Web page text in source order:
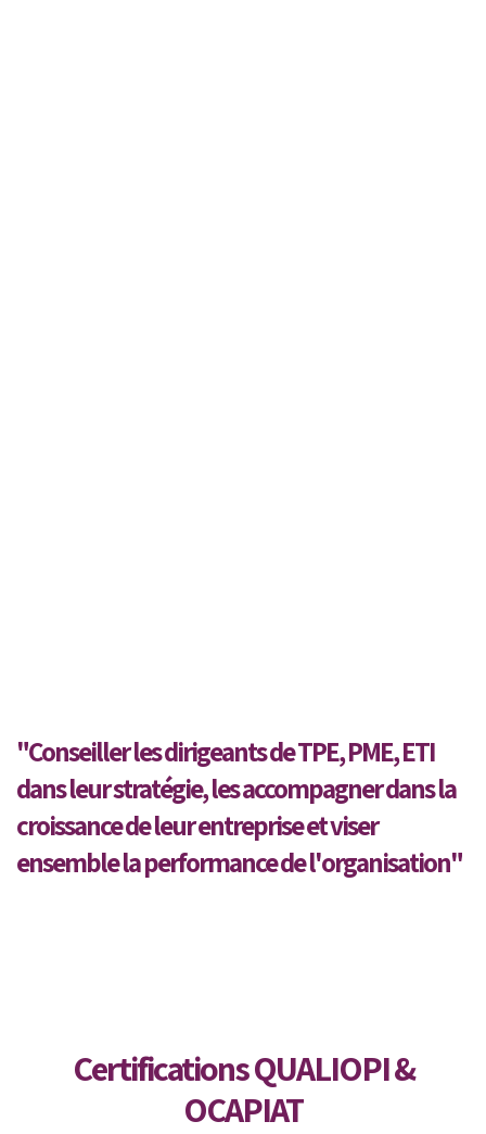
"Conseiller les dirigeants de TPE, PME, ETI
dans leur stratégie, les accompagner dans la
croissance de leur entreprise et viser
ensemble la performance de l'organisation"
Certifications QUALIOPI &
OCAPIAT